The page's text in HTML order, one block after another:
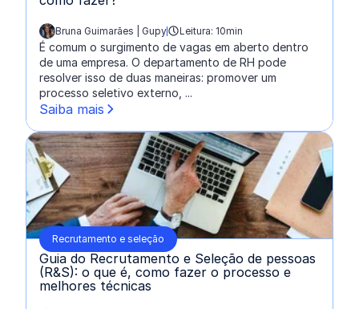
escrito por:
Bruna Guimarães | Gupy Leitura: 10min
É comum o surgimento de vagas em aberto dentro
de uma empresa. O departamento de RH pode
resolver isso de duas maneiras: promover um
processo seletivo externo, ...
Saiba mais
Recrutamento e seleção
Guia do Recrutamento e Seleção de pessoas
(R&S): o que é, como fazer o processo e
melhores técnicas